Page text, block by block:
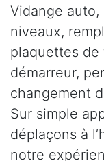
Vidange
niveaux,
plaquettes
démarreur,
changement
Sur simple
déplaçons à
notre